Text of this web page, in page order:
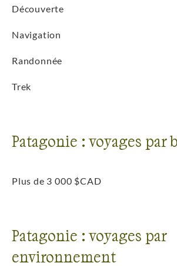
Découverte
Navigation
Randonnée
Trek
Patagonie : voyages par
Plus de 3 000 $CAD
Patagonie : voyages par
environnement